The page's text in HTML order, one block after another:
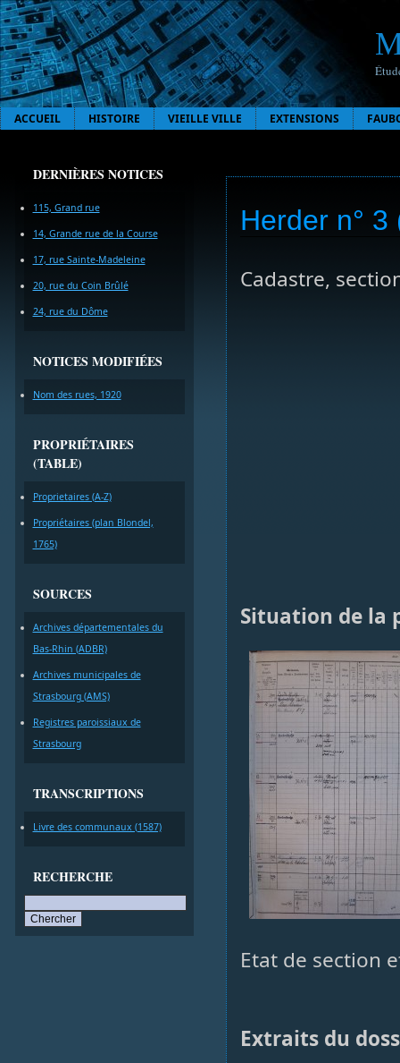
ACCUEIL HISTOIRE VIEILLE VILLE EXTENSIONS
DERNIÈRES NOTICES
115, Grand rue
14, Grande rue de la Course
17, rue Sainte-Madeleine
20, rue du Coin Brûlé
24, rue du Dôme
NOTICES MODIFIÉES
Nom des rues, 1920
PROPRIÉTAIRES
(TABLE)
Proprietaires (A-Z)
Propriétaires (plan Blondel,
1765)
SOURCES
Archives départementales du
Bas-Rhin (ADBR)
Archives municipales de
Strasbourg (AMS)
Registres paroissiaux de
Strasbourg
TRANSCRIPTIONS
Livre des communaux (1587)
RECHERCHE
Herder n° 3
Cadastre,
Situation de la
Etat de section
Extraits du